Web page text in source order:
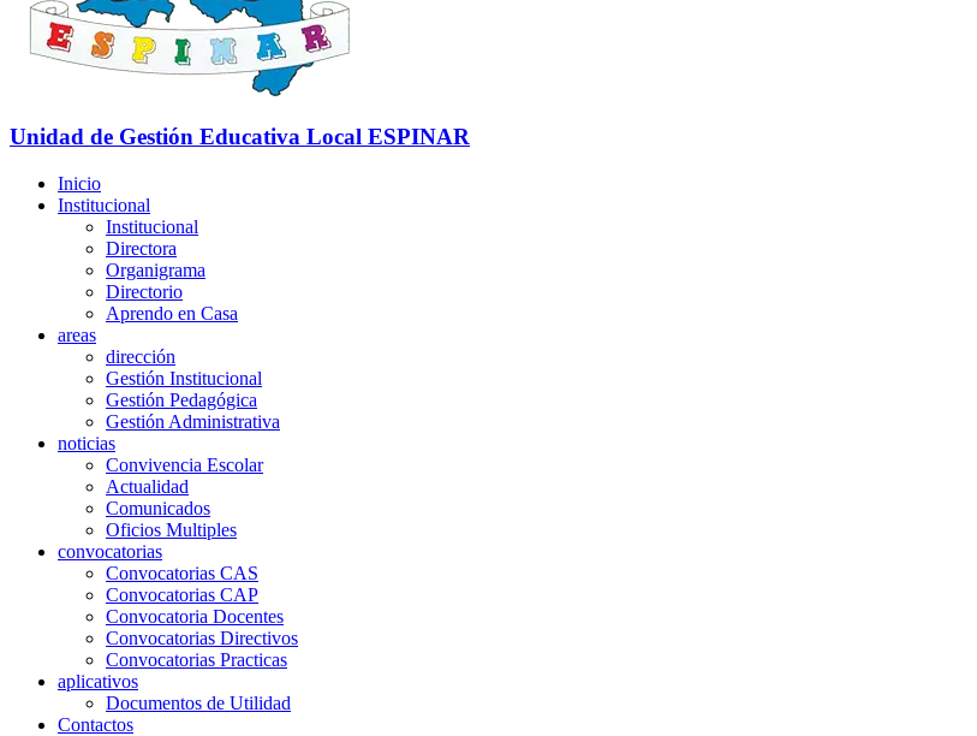
Unidad de Gestión Educativa Local ESPINAR
Inicio
Institucional
Institucional
Directora
Organigrama
Directorio
Aprendo en Casa
areas
dirección
Gestión Institucional
Gestión Pedagógica
Gestión Administrativa
noticias
Convivencia Escolar
Actualidad
Comunicados
Oficios Multiples
convocatorias
Convocatorias CAS
Convocatorias CAP
Convocatoria Docentes
Convocatorias Directivos
Convocatorias Practicas
aplicativos
Documentos de Utilidad
Contactos